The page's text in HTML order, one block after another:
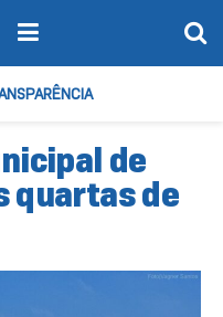
de
quartas de